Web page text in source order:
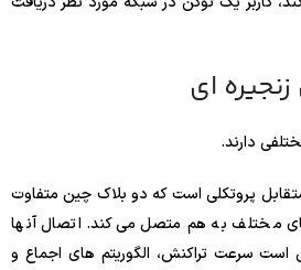
ای
دارند.
پروتکلی است که دو بلاک چین متفاوت
مختلف به هم متصل می‌کند. اتصال آنها
سرعت تراکنش، الگوریتم های اجماع و